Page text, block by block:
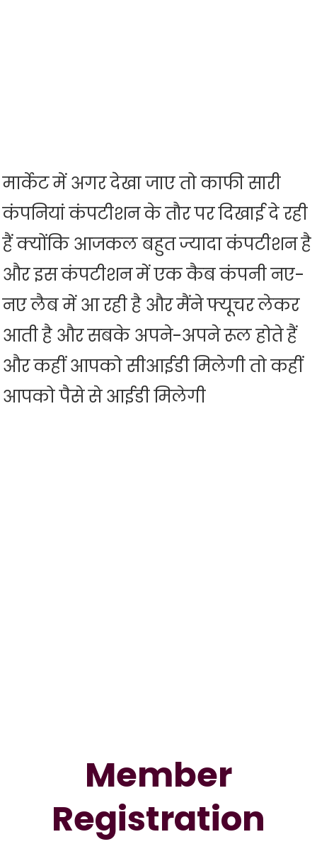
मार्केट में अगर देखा जाए तो काफी सारी
कंपनियां कंपटीशन के तौर पर दिखाई दे रही
हैं क्योंकि आजकल बहुत ज्यादा कंपटीशन है
और इस कंपटीशन में एक कैब कंपनी नए-
नए लैब में आ रही है और मैंने फ्यूचर लेकर
आती है और सबके अपने-अपने रूल होते हैं
और कहीं आपको सीआईडी मिलेगी तो कहीं
आपको पैसे से आईडी मिलेगी
Member
Registration